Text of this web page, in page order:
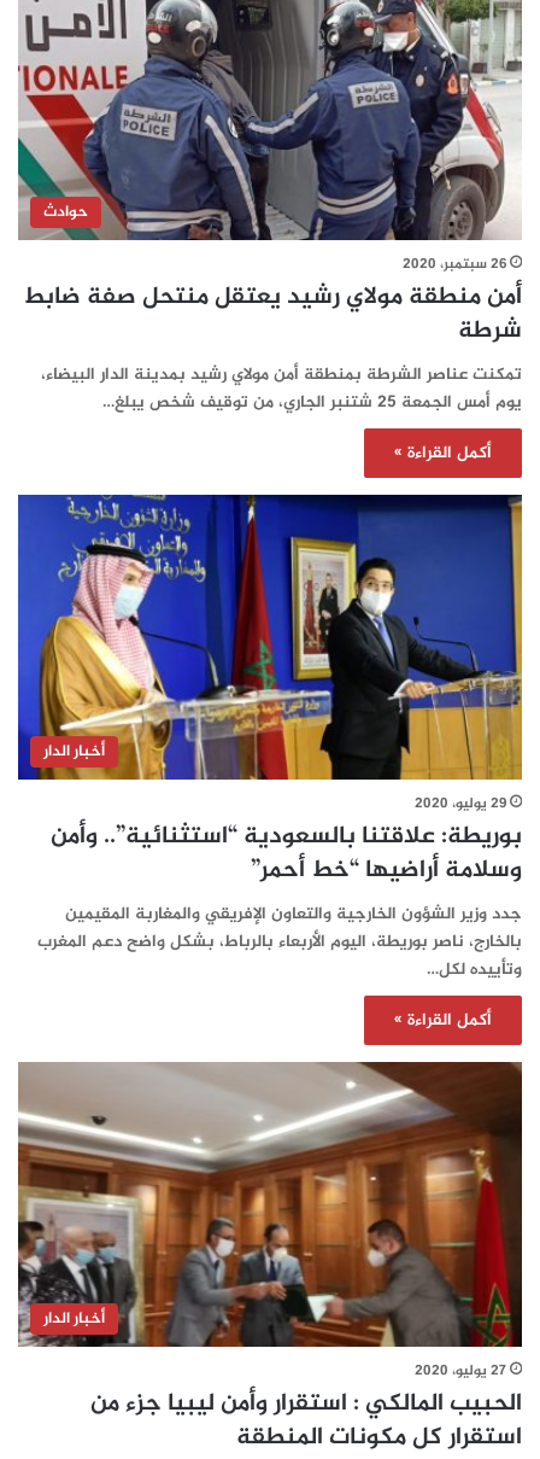
حوادث
26 سبتمبر، 2020
أمن منطقة مولاي رشيد يعتقل منتحل صفة ضابط
شرطة
تمكنت عناصر الشرطة بمنطقة أمن مولاي رشيد بمدينة الدار البيضاء،
يوم أمس الجمعة 25 شتنبر الجاري، من توقيف شخص يبلغ…
أكمل القراءة »
أخبار الدار
29 يوليو، 2020
بوريطة: علاقتنا بالسعودية “استثنائية”.. وأمن
وسلامة أراضيها “خط أحمر”
جدد وزير الشؤون الخارجية والتعاون الإفريقي والمغاربة المقيمين
بالخارج، ناصر بوريطة، اليوم الأربعاء بالرباط، بشكل واضح دعم المغرب
وتأييده لكل…
أكمل القراءة »
أخبار الدار
27 يوليو، 2020
الحبيب المالكي : استقرار وأمن ليبيا جزء من
استقرار كل مكونات المنطقة